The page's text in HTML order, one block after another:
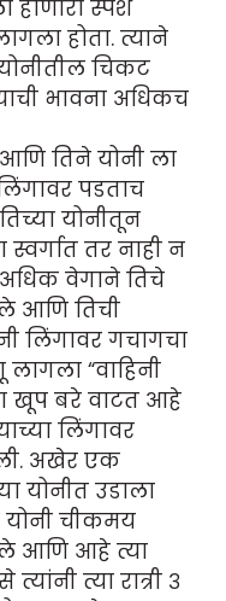
स्पर्श
होता. त्याने
चिकट
भावना अधिकच
आणि तिने योनी ला
पडताच
योनीतून
तर नाही न
वेगाने तिचे
आणि तिची
लिंगावर गचागचा
“वाहिनी
खूप बरे वाटत आहे
लिंगावर
अखेर एक
योनीत उडाला
योनी चीकमय
आणि आहे त्या
त्या रात्री ३